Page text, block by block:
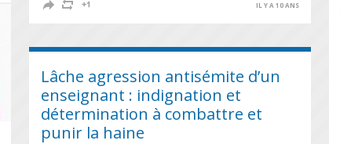
IL Y A 10 ANS
Lâche agression antisémite d’un
enseignant : indignation et
détermination à combattre et
punir la haine